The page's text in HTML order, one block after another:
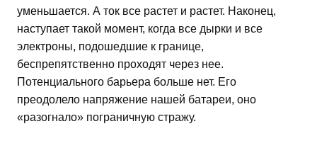
уменьшается. А ток все растет и растет. Наконец,
наступает такой момент, когда все дырки и все
электроны, подошедшие к границе,
беспрепятственно проходят через нее.
Потенциального барьера больше нет. Его
преодолело напряжение нашей батареи, оно
«разогнало» пограничную стражу.